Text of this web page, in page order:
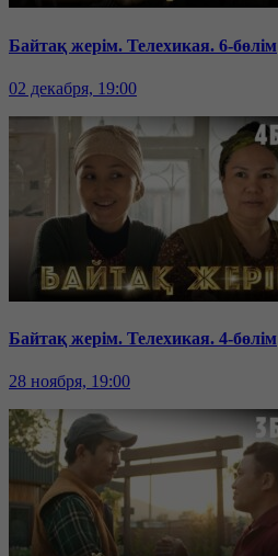
Байтақ жерім. Телехикая. 6-бөлім
02 декабря, 19:00
Байтақ жерім. Телехикая. 4-бөлім
28 ноября, 19:00